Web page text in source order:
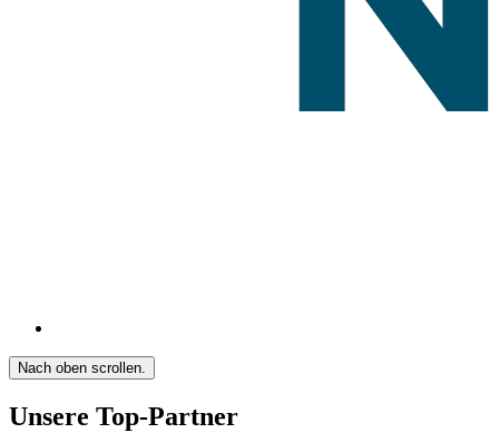
Nach oben scrollen.
Unsere Top-Partner